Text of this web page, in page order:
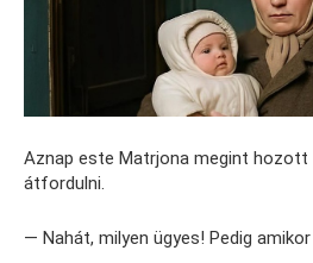
Aznap este Matrjona megint hozott
átfordulni.
— Nahát, milyen ügyes! Pedig